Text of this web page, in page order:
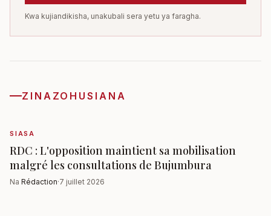
Kwa kujiandikisha, unakubali sera yetu ya faragha.
ZINAZOHUSIANA
SIASA
RDC : L'opposition maintient sa mobilisation
malgré les consultations de Bujumbura
Na Rédaction·7 juillet 2026